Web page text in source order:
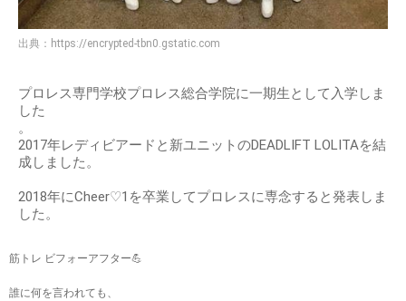
出典： https://encrypted-tbn0.gstatic.com
プロレス専門学校プロレス総合学院に一期生として入学しま
した
。
2017年レディビアードと新ユニットのDEADLIFT LOLITAを結
成しました。
2018年にCheer♡1を卒業してプロレスに専念すると発表しま
した。
筋トレ ビフォーアフター💪
誰に何を言われても、